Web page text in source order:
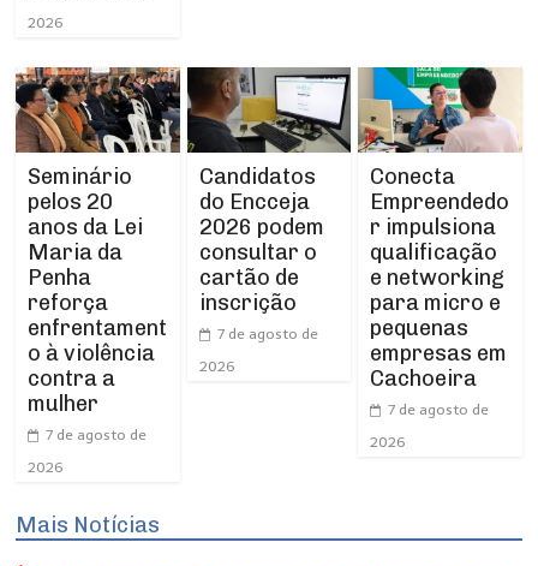
2026
Seminário
pelos 20
anos da Lei
Maria da
Penha
reforça
enfrentament
o à violência
contra a
mulher
7 de agosto de
2026
Candidatos
do Encceja
2026 podem
consultar o
cartão de
inscrição
7 de agosto de
2026
Conecta
Empreendedo
r impulsiona
qualificação
e networking
para micro e
pequenas
empresas em
Cachoeira
7 de agosto de
2026
Mais Notícias